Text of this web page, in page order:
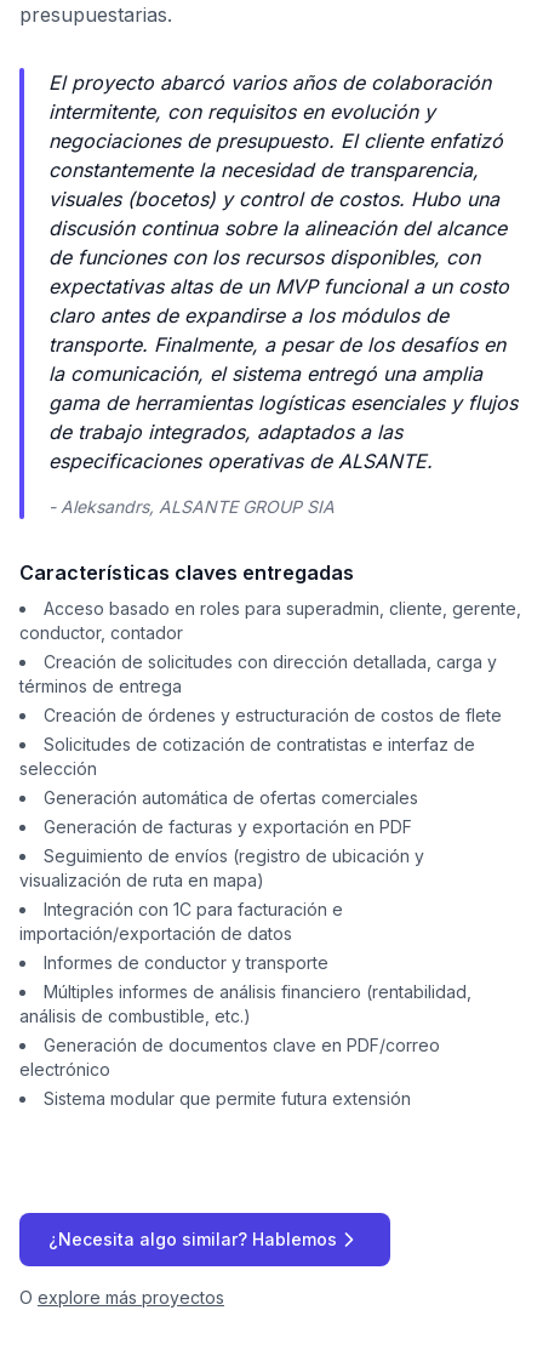
presupuestarias.
El proyecto abarcó varios años de colaboración
intermitente, con requisitos en evolución y
negociaciones de presupuesto. El cliente enfatizó
constantemente la necesidad de transparencia,
visuales (bocetos) y control de costos. Hubo una
discusión continua sobre la alineación del alcance
de funciones con los recursos disponibles, con
expectativas altas de un MVP funcional a un costo
claro antes de expandirse a los módulos de
transporte. Finalmente, a pesar de los desafíos en
la comunicación, el sistema entregó una amplia
gama de herramientas logísticas esenciales y flujos
de trabajo integrados, adaptados a las
especificaciones operativas de ALSANTE.
- Aleksandrs, ALSANTE GROUP SIA
Características claves entregadas
Acceso basado en roles para superadmin, cliente, gerente,
conductor, contador
Creación de solicitudes con dirección detallada, carga y
términos de entrega
Creación de órdenes y estructuración de costos de flete
Solicitudes de cotización de contratistas e interfaz de
selección
Generación automática de ofertas comerciales
Generación de facturas y exportación en PDF
Seguimiento de envíos (registro de ubicación y
visualización de ruta en mapa)
Integración con 1C para facturación e
importación/exportación de datos
Informes de conductor y transporte
Múltiples informes de análisis financiero (rentabilidad,
análisis de combustible, etc.)
Generación de documentos clave en PDF/correo
electrónico
Sistema modular que permite futura extensión
¿Necesita algo similar? Hablemos
O explore más proyectos